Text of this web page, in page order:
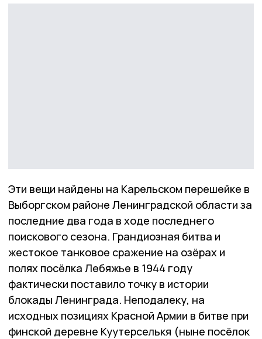
Эти вещи найдены на Карельском перешейке в
Выборгском районе Ленинградской области за
последние два года в ходе последнего
поискового сезона. Грандиозная битва и
жестокое танковое сражение на озёрах и
полях посёлка Лебяжье в 1944 году
фактически поставило точку в истории
блокады Ленинграда. Неподалеку, на
исходных позициях Красной Армии в битве при
финской деревне Куутерселькя (ныне посёлок